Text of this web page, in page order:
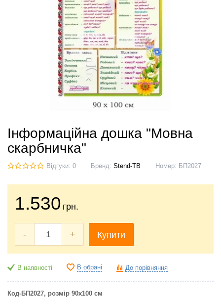
Інформаційна дошка "Мовна
скарбничка"
Відгуки: 0 Бренд: Stend-TB Номер: БП2027
1.530 грн.
- + Купити
В наявності В обрані До порівняння
Код-БП2027, розмір 90х100 см